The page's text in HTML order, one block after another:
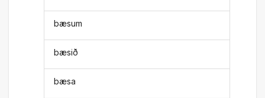
bæsum
bæsið
bæsa